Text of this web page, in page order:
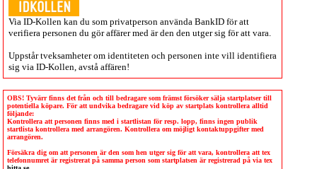
Via ID-Kollen kan du som privatperson använda BankID för att
verifiera personen du gör affärer med är den den utger sig för att vara.
Uppstår tveksamheter om identiteten och personen inte vill identifiera
sig via ID-Kollen , avstå affären!
OBS! Tyvärr finns det från och till bedragare som främst försöker sälja startplatser till
potentiella köpare. För att undvika bedragare vid köp av startplats kontrollera alltid
följande:
Kontrollera att personen finns med i startlistan för resp. lopp, finns ingen publik
startlista kontrollera med arrangören. Kontrollera om möjligt kontaktuppgifter med
arrangören.
Försäkra dig om att personen är den som hen utger sig för att vara, kontrollera att tex
telefonnumret är registrerat på samma person som startplatsen är registrerad på via tex